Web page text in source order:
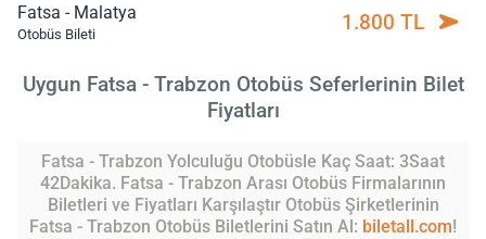
Fatsa - Malatya
Otobüs Bileti 1.800 TL
Uygun Fatsa - Trabzon Otobüs Seferlerinin Bilet
Fiyatları
Fatsa - Trabzon Yolculuğu Otobüsle Kaç Saat: 3Saat
42Dakika. Fatsa - Trabzon Arası Otobüs Firmalarının
Biletleri ve Fiyatları Karşılaştır Otobüs Şirketlerinin
Fatsa - Trabzon Otobüs Biletlerini Satın Al: biletall.com!